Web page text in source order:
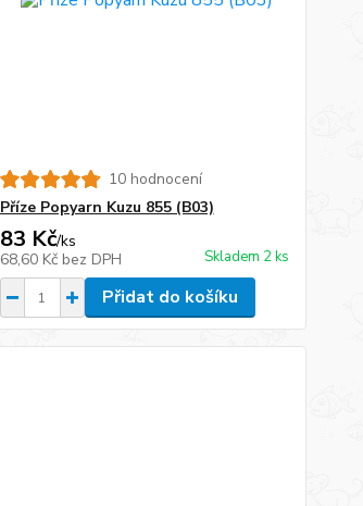
10 hodnocení
Příze Popyarn Kuzu 855 (B03)
83 Kč/ks
68,60 Kč bez DPH Skladem 2 ks
Přidat do košíku